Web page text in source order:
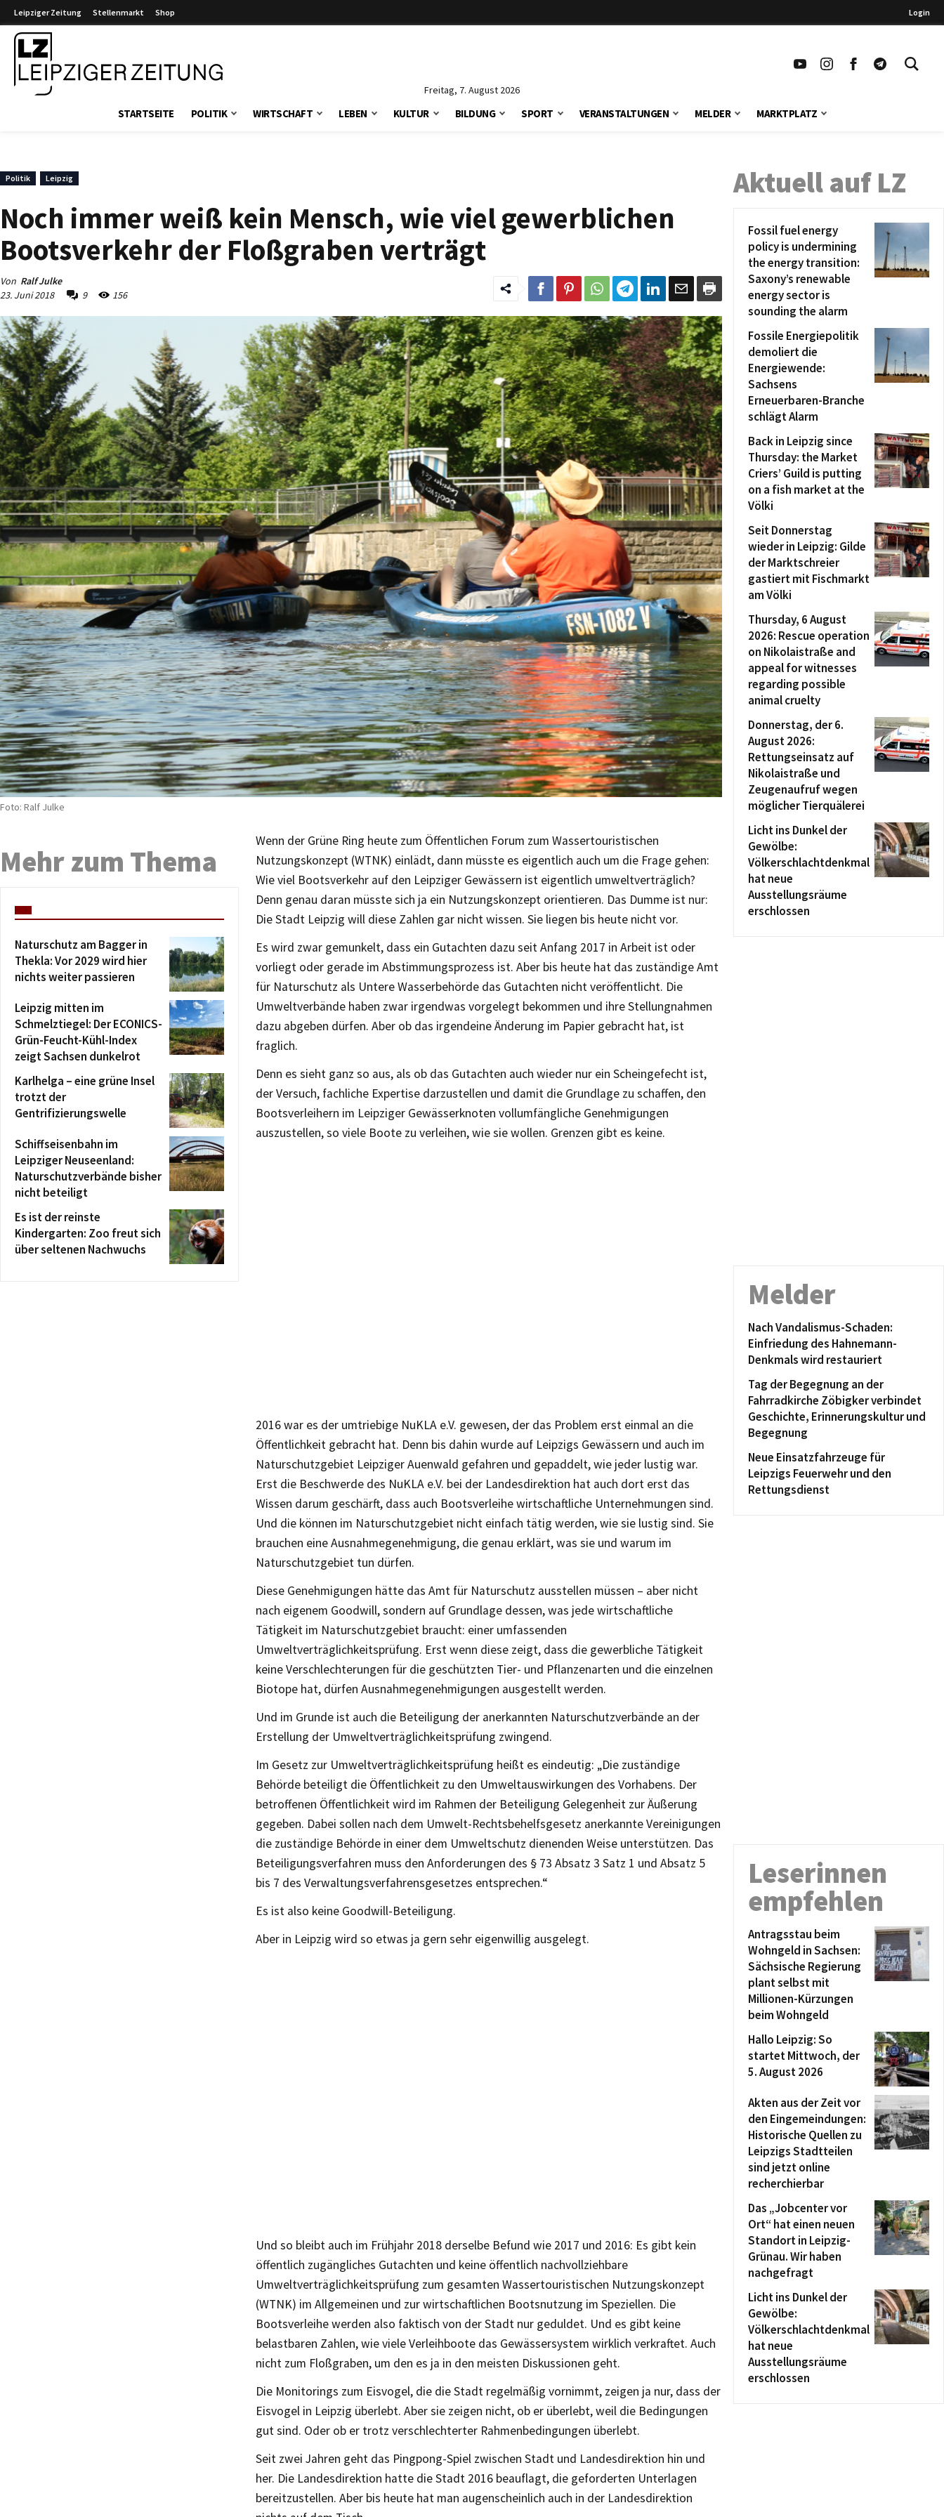
Leipziger Zeitung Stellenmarkt Shop Login
Freitag, 7. August 2026
STARTSEITE POLITIK WIRTSCHAFT LEBEN KULTUR BILDUNG SPORT VERANSTALTUNGEN MELDER MARKTPLATZ
Politik Leipzig
Noch immer weiß kein Mensch, wie viel gewerblichen
Bootsverkehr der Floßgraben verträgt
Von Ralf Julke
23. Juni 2018
9 156
Foto: Ralf Julke
Wenn der Grüne Ring heute zum Öffentlichen Forum zum Wassertouristischen
Nutzungskonzept (WTNK) einlädt, dann müsste es eigentlich auch um die Frage gehen:
Wie viel Bootsverkehr auf den Leipziger Gewässern ist eigentlich umweltverträglich?
Denn genau daran müsste sich ja ein Nutzungskonzept orientieren. Das Dumme ist nur:
Die Stadt Leipzig will diese Zahlen gar nicht wissen. Sie liegen bis heute nicht vor.
Es wird zwar gemunkelt, dass ein Gutachten dazu seit Anfang 2017 in Arbeit ist oder
vorliegt oder gerade im Abstimmungsprozess ist. Aber bis heute hat das zuständige Amt
für Naturschutz als Untere Wasserbehörde das Gutachten nicht veröffentlicht. Die
Umweltverbände haben zwar irgendwas vorgelegt bekommen und ihre Stellungnahmen
dazu abgeben dürfen. Aber ob das irgendeine Änderung im Papier gebracht hat, ist
fraglich.
Denn es sieht ganz so aus, als ob das Gutachten auch wieder nur ein Scheingefecht ist,
der Versuch, fachliche Expertise darzustellen und damit die Grundlage zu schaffen, den
Bootsverleihern im Leipziger Gewässerknoten vollumfängliche Genehmigungen
auszustellen, so viele Boote zu verleihen, wie sie wollen. Grenzen gibt es keine.
2016 war es der umtriebige NuKLA e.V. gewesen, der das Problem erst einmal an die
Öffentlichkeit gebracht hat. Denn bis dahin wurde auf Leipzigs Gewässern und auch im
Naturschutzgebiet Leipziger Auenwald gefahren und gepaddelt, wie jeder lustig war.
Erst die Beschwerde des NuKLA e.V. bei der Landesdirektion hat auch dort erst das
Wissen darum geschärft, dass auch Bootsverleihe wirtschaftliche Unternehmungen sind.
Und die können im Naturschutzgebiet nicht einfach tätig werden, wie sie lustig sind. Sie
brauchen eine Ausnahmegenehmigung, die genau erklärt, was sie und warum im
Naturschutzgebiet tun dürfen.
Diese Genehmigungen hätte das Amt für Naturschutz ausstellen müssen – aber nicht
nach eigenem Goodwill, sondern auf Grundlage dessen, was jede wirtschaftliche
Tätigkeit im Naturschutzgebiet braucht: einer umfassenden
Umweltverträglichkeitsprüfung. Erst wenn diese zeigt, dass die gewerbliche Tätigkeit
keine Verschlechterungen für die geschützten Tier- und Pflanzenarten und die einzelnen
Biotope hat, dürfen Ausnahmegenehmigungen ausgestellt werden.
Und im Grunde ist auch die Beteiligung der anerkannten Naturschutzverbände an der
Erstellung der Umweltverträglichkeitsprüfung zwingend.
Im Gesetz zur Umweltverträglichkeitsprüfung heißt es eindeutig: „Die zuständige
Behörde beteiligt die Öffentlichkeit zu den Umweltauswirkungen des Vorhabens. Der
betroffenen Öffentlichkeit wird im Rahmen der Beteiligung Gelegenheit zur Äußerung
gegeben. Dabei sollen nach dem Umwelt-Rechtsbehelfsgesetz anerkannte Vereinigungen
die zuständige Behörde in einer dem Umweltschutz dienenden Weise unterstützen. Das
Beteiligungsverfahren muss den Anforderungen des § 73 Absatz 3 Satz 1 und Absatz 5
bis 7 des Verwaltungsverfahrensgesetzes entsprechen.“
Es ist also keine Goodwill-Beteiligung.
Aber in Leipzig wird so etwas ja gern sehr eigenwillig ausgelegt.
Und so bleibt auch im Frühjahr 2018 derselbe Befund wie 2017 und 2016: Es gibt kein
öffentlich zugängliches Gutachten und keine öffentlich nachvollziehbare
Umweltverträglichkeitsprüfung zum gesamten Wassertouristischen Nutzungskonzept
(WTNK) im Allgemeinen und zur wirtschaftlichen Bootsnutzung im Speziellen. Die
Bootsverleihe werden also faktisch von der Stadt nur geduldet. Und es gibt keine
belastbaren Zahlen, wie viele Verleihboote das Gewässersystem wirklich verkraftet. Auch
nicht zum Floßgraben, um den es ja in den meisten Diskussionen geht.
Die Monitorings zum Eisvogel, die die Stadt regelmäßig vornimmt, zeigen ja nur, dass der
Eisvogel in Leipzig überlebt. Aber sie zeigen nicht, ob er überlebt, weil die Bedingungen
gut sind. Oder ob er trotz verschlechterter Rahmenbedingungen überlebt.
Seit zwei Jahren geht das Pingpong-Spiel zwischen Stadt und Landesdirektion hin und
her. Die Landesdirektion hatte die Stadt 2016 beauflagt, die geforderten Unterlagen
bereitzustellen. Aber bis heute hat man augenscheinlich auch in der Landesdirektion
Mehr zum Thema
Naturschutz am Bagger in
Thekla: Vor 2029 wird hier
nichts weiter passieren
Leipzig mitten im
Schmelztiegel: Der ECONICS-
Grün-Feucht-Kühl-Index
zeigt Sachsen dunkelrot
Karlhelga – eine grüne Insel
trotzt der
Gentrifizierungswelle
Schiffseisenbahn im
Leipziger Neuseenland:
Naturschutzverbände bisher
nicht beteiligt
Es ist der reinste
Kindergarten: Zoo freut sich
über seltenen Nachwuchs
Aktuell auf LZ
Fossil fuel energy
policy is undermining
the energy transition:
Saxony’s renewable
energy sector is
sounding the alarm
Fossile Energiepolitik
demoliert die
Energiewende:
Sachsens
Erneuerbaren-Branche
schlägt Alarm
Back in Leipzig since
Thursday: the Market
Criers’ Guild is putting
on a fish market at the
Völki
Seit Donnerstag
wieder in Leipzig: Gilde
der Marktschreier
gastiert mit Fischmarkt
am Völki
Thursday, 6 August
2026: Rescue operation
on Nikolaistraße and
appeal for witnesses
regarding possible
animal cruelty
Donnerstag, der 6.
August 2026:
Rettungseinsatz auf
Nikolaistraße und
Zeugenaufruf wegen
möglicher Tierquälerei
Licht ins Dunkel der
Gewölbe:
Völkerschlachtdenkmal
hat neue
Ausstellungsräume
erschlossen
Melder
Nach Vandalismus-Schaden:
Einfriedung des Hahnemann-
Denkmals wird restauriert
Tag der Begegnung an der
Fahrradkirche Zöbigker verbindet
Geschichte, Erinnerungskultur und
Begegnung
Neue Einsatzfahrzeuge für
Leipzigs Feuerwehr und den
Rettungsdienst
Leserinnen
empfehlen
Antragsstau beim
Wohngeld in Sachsen:
Sächsische Regierung
plant selbst mit
Millionen-Kürzungen
beim Wohngeld
Hallo Leipzig: So
startet Mittwoch, der
5. August 2026
Akten aus der Zeit vor
den Eingemeindungen:
Historische Quellen zu
Leipzigs Stadtteilen
sind jetzt online
recherchierbar
Das „Jobcenter vor
Ort“ hat einen neuen
Standort in Leipzig-
Grünau. Wir haben
nachgefragt
Licht ins Dunkel der
Gewölbe:
Völkerschlachtdenkmal
hat neue
Ausstellungsräume
erschlossen